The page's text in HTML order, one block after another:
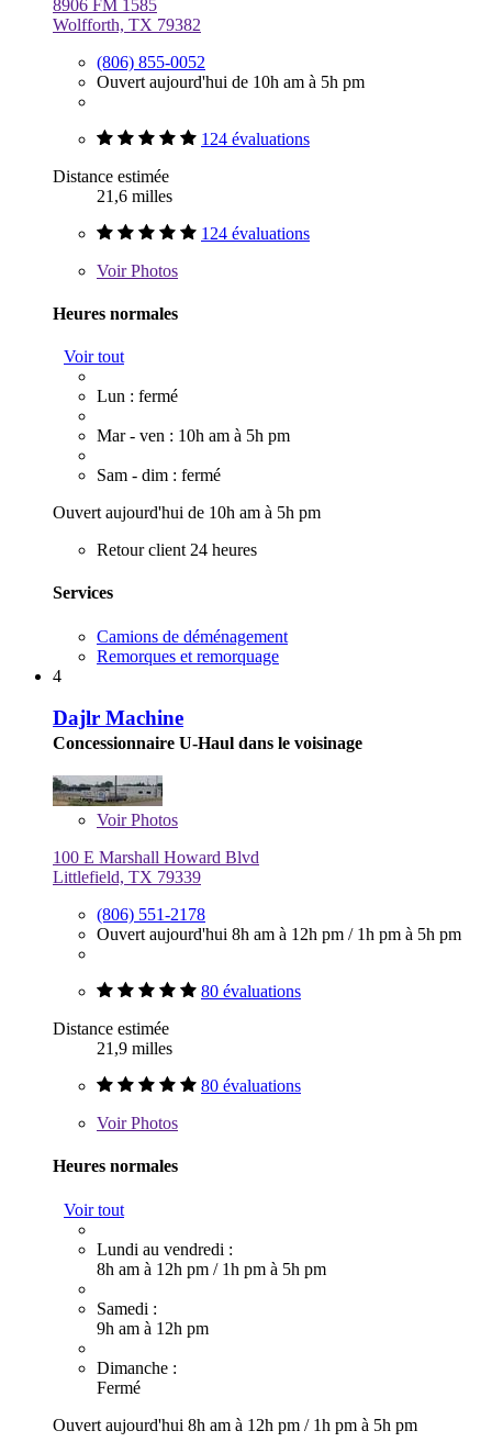
8906 FM 1585
Wolfforth, TX 79382
(806) 855-0052
Ouvert aujourd'hui de 10h am à 5h pm
124 évaluations
Distance estimée
21,6 milles
124 évaluations
VoirPhotos
Heures normales
Voir tout
Lun : fermé
Mar - ven : 10h am à 5h pm
Sam - dim : fermé
Ouvert aujourd'hui de 10h am à 5h pm
Retour client 24 heures
Services
Camions de déménagement
Remorques et remorquage
4
Dajlr Machine
Concessionnaire U-Haul dans le voisinage
VoirPhotos
100 E Marshall Howard Blvd
Littlefield, TX 79339
(806) 551-2178
Ouvert aujourd'hui 8h am à 12h pm / 1h pm à 5h pm
80 évaluations
Distance estimée
21,9 milles
80 évaluations
VoirPhotos
Heures normales
Voir tout
Lundi au vendredi :
8h am à 12h pm / 1h pm à 5h pm
Samedi :
9h am à 12h pm
Dimanche :
Fermé
Ouvert aujourd'hui 8h am à 12h pm / 1h pm à 5h pm